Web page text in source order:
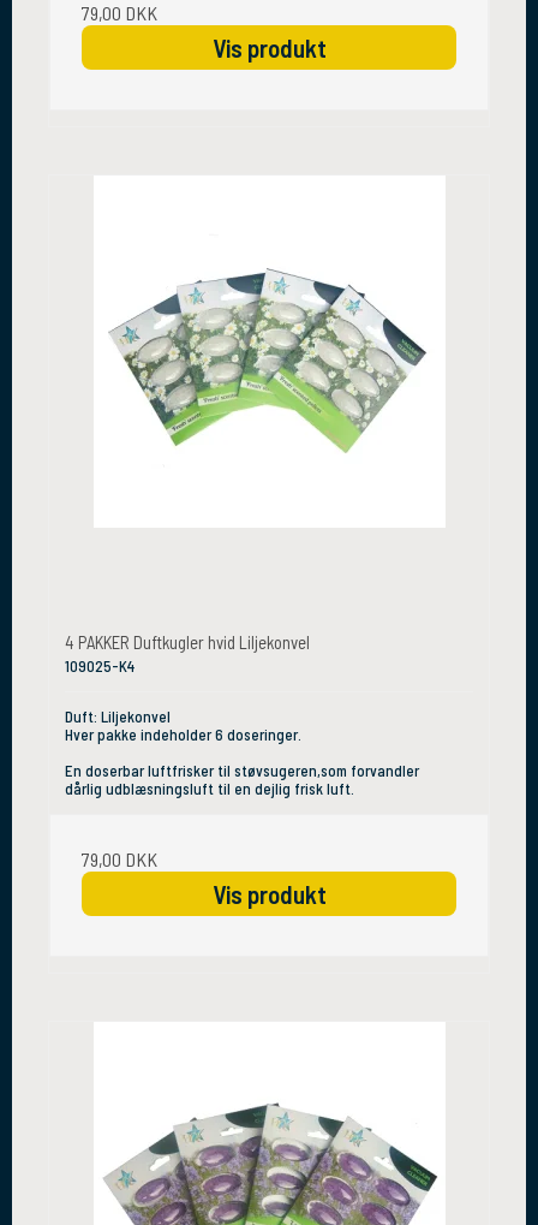
79,00 DKK
Vis produkt
4 PAKKER Duftkugler hvid Liljekonvel
109025-K4
Duft: Liljekonvel
Hver pakke indeholder 6 doseringer.
En doserbar luftfrisker til støvsugeren,som forvandler
dårlig udblæsningsluft til en dejlig frisk luft.
79,00 DKK
Vis produkt